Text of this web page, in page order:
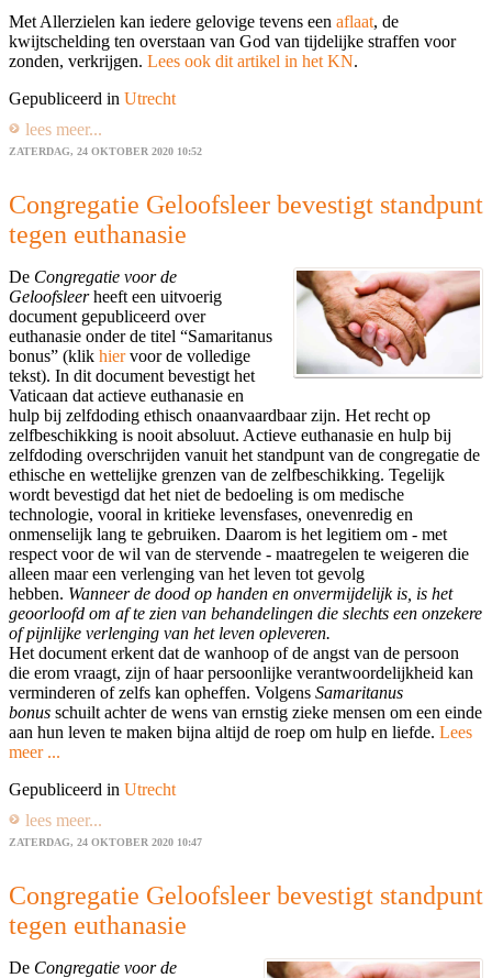
Met Allerzielen kan iedere gelovige tevens een aflaat, de
kwijtschelding ten overstaan van God van tijdelijke straffen voor
zonden, verkrijgen. Lees ook dit artikel in het KN.
Gepubliceerd in Utrecht
lees meer...
ZATERDAG, 24 OKTOBER 2020 10:52
Congregatie Geloofsleer bevestigt standpunt
tegen euthanasie
De Congregatie voor de
Geloofsleerheeft een uitvoerig
document gepubliceerd over
euthanasie onder de titel “Samaritanus
bonus” (klik hiervoor de volledige
tekst). In dit document bevestigt het
Vaticaan dat actieve euthanasie en
hulp bij zelfdoding ethisch onaanvaardbaar zijn. Het recht op
zelfbeschikking is nooit absoluut. Actieve euthanasie en hulp bij
zelfdoding overschrijden vanuit het standpunt van de congregatie de
ethische en wettelijke grenzen van de zelfbeschikking. Tegelijk
wordt bevestigd dat het niet de bedoeling is om medische
technologie, vooral in kritieke levensfases, onevenredig en
onmenselijk lang te gebruiken. Daarom is het legitiem om - met
respect voor de wil van de stervende - maatregelen te weigeren die
alleen maar een verlenging van het leven tot gevolg
hebben. Wanneer de dood op handen en onvermijdelijk is, is het
geoorloofd om af te zien van behandelingen die slechts een onzekere
of pijnlijke verlenging van het leven opleveren.
Het document erkent dat de wanhoop of de angst van de persoon
die erom vraagt, zijn of haar persoonlijke verantwoordelijkheid kan
verminderen of zelfs kan opheffen. Volgens Samaritanus
bonus schuilt achter de wens van ernstig zieke mensen om een ​​einde
aan hun leven te maken bijna altijd de roep om hulp en liefde. Lees
meer ...
Gepubliceerd in Utrecht
lees meer...
ZATERDAG, 24 OKTOBER 2020 10:47
Congregatie Geloofsleer bevestigt standpunt
tegen euthanasie
De Congregatie voor de